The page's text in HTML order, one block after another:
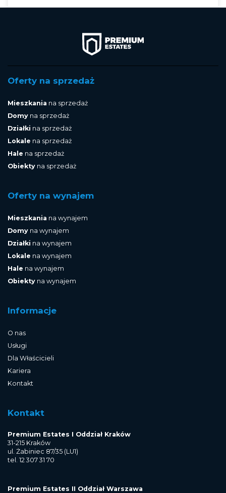
Oferty na sprzedaż
Mieszkania na sprzedaż
Domy na sprzedaż
Działki na sprzedaż
Lokale na sprzedaż
Hale na sprzedaż
Obiekty na sprzedaż
Oferty na wynajem
Mieszkania na wynajem
Domy na wynajem
Działki na wynajem
Lokale na wynajem
Hale na wynajem
Obiekty na wynajem
Informacje
O nas
Usługi
Dla Właścicieli
Kariera
Kontakt
Kontakt
Premium Estates I Oddział Kraków
31-215 Kraków
ul. Żabiniec 87/35 (LU1)
tel. 12 307 31 70
Premium Estates II Oddział Warszawa